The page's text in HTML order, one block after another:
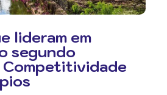
lideram em
segundo
Competitividade